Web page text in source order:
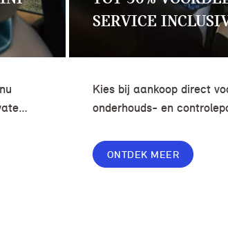
de
SERVICE
Kies bij aankoop direct
onderhouds- en
onverwachte kosten kunt
ONTDEK MEER